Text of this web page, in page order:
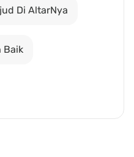
Di AltarNya
Baik